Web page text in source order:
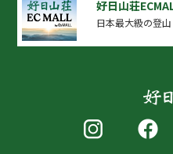
好日山荘
日本最大級の登